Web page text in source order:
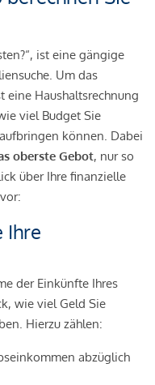
ist eine gängige
Um das
eine Haushaltsrechnung
viel Budget Sie
können. Dabei
oberste Gebot, nur so
über Ihre finanzielle
Ihre
der Einkünfte Ihres
wie viel Geld Sie
Hierzu zählen:
abzüglich